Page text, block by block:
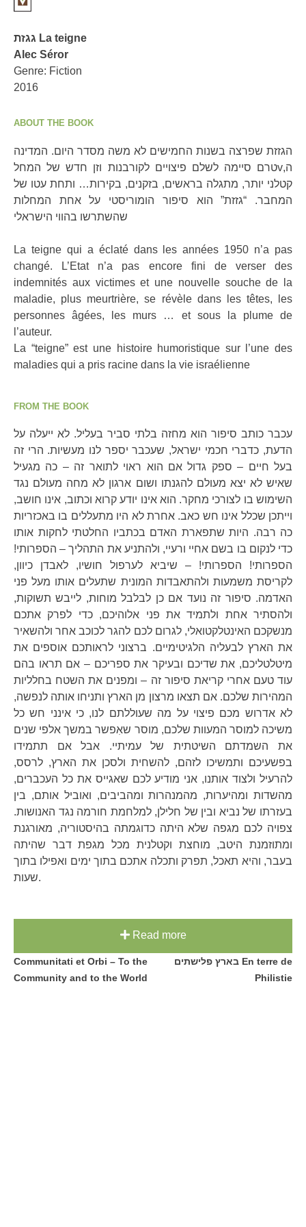
גגזת La teigne
Alec Séror
Genre: Fiction
2016
ABOUT THE BOOK
הגזזת שפרצה בשנות החמישים לא משה מסדר היום. המדינה
טרם סיימה לשלם פיצויים לקורבנות וזן חדש של המחלvה,
קטלני יותר, מתגלה בראשים, בזקנים, בקירות… ותחת עטו של
המחבר. “גזזת” הוא סיפור הומוריסטי על אחת המחלות
שהשתרשו בהווי הישראלי
La teigne qui a éclaté dans les années 1950 n’a pas
changé. L’Etat n’a pas encore fini de verser des
indemnités aux victimes et une nouvelle souche de la
maladie, plus meurtrière, se révèle dans les têtes, les
personnes âgées, les murs … et sous la plume de
l’auteur.
La “teigne” est une histoire humoristique sur l’une des
maladies qui a pris racine dans la vie israélienne
FROM THE BOOK
עכבר כותב סיפור הוא מחזה בלתי סביר בעליל. לא ייעלה על
הדעת, כדברי חכמי ישראל, שעכבר יספר לנו מעשיות. הרי זה
בעל חיים – ספק גדול אם הוא ראוי לתואר זה – כה מגעיל
שאיש לא יצא מעולם להגנתו ושום ארגון לא מחה מעולם נגד
השימוש בו לצורכי מחקר. הוא אינו יודע קרוא וכתוב, אינו חושב,
וייתכן שכלל אינו חש כאב. אחרת לא היו מתעללים בו באכזריות
כה רבה. היות שתפארת האדם בכתביו החלטתי לחקות אותו
כדי לנקום בו בשם אחיי ורעיי, ולהתניע את התהליך – הספרותי!
הספרותי! הספרותי! – שיביא לערפול חושיו, לאבדן כיוון,
לקריסת משמעות ולהתאבדות המונית שתעלים אותו מעל פני
האדמה. סיפור זה נועד אם כן לבלבל מוחות, לייבש תשוקות,
ולהסתיר אחת ולתמיד את פני אלוהיכם, כדי לפרק אתכם
מנשקכם האינטלקטואלי, לגרום לכם להגר לכוכב אחר ולהשאיר
את הארץ לבעליה הלגיטימיים. ברצוני לראותכם אוספים את
מיטלטליכם, את שדיכם ובעיקר את ספריכם – אם תראו בהם
עוד טעם אחרי קריאת סיפור זה – ומפנים את השטח בחלליות
המהירות שלכם. אם תצאו מרצון מן הארץ ותניחו אותה לנפשה,
לא אדרוש מכם פיצוי על מה שעוללתם לנו, כי אינני חש כל
משיכה למוסר המעוות שלכם, מוסר שאִפשר במשך אלפי שנים
את השמדתם השיטתית של עמיתיי. אבל אם תתמידו
בפשעיכם ותמשיכו לזהם, להשחית ולסכן את הארץ, לרסס,
להרעיל ולצוד אותנו, אני מודיע לכם שאגייס את כל העכברים,
מהשדות ומהיערות, מהמנהרות ומהביבים, ואוביל אותם, בין
בעזרתו של נביא ובין של חלילן, למלחמת חורמה נגד האנושות.
צפויה לכם מגפה שלא היתה כדוגמתה בהיסטוריה, מאורגנת
ומתוזמנת היטב, מוחצת וקטלנית מכל מגפת דבר שהיתה
בעבר, והיא תאכל, תפרק ותכלה אתכם בתוך ימים ואפילו בתוך
שעות.
Read more
Post
navigation
Communitati et Orbi – To the
Community and to the World
בארץ פלישתים En terre de
Philistie